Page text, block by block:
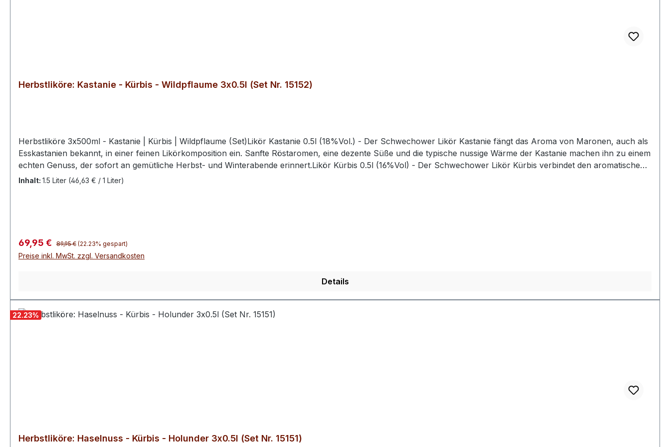
Herbstliköre: Kastanie - Kürbis - Wildpflaume 3x0.5l (Set Nr. 15152)
Herbstliköre 3x500ml - Kastanie | Kürbis | Wildpflaume (Set)Likör Kastanie 0.5l (18%Vol.) - Der Schwechower Likör Kastanie fängt das Aroma von Maronen, auch als
Esskastanien bekannt, in einer feinen Likörkomposition ein. Sanfte Röstaromen, eine dezente Süße und die typische nussige Wärme der Kastanie machen ihn zu einem
echten Genuss, der sofort an gemütliche Herbst- und Winterabende erinnert.Likör Kürbis 0.5l (16%Vol) - Der Schwechower Likör Kürbis verbindet den aromatischen
Hokkaido-Kürbis mit fruchtiger Orange zu einer außergewöhnlichen Likörspezialität. Die natürliche Süße und nussige Note des Kürbisses treffen auf frische
Inhalt: 1.5 Liter (46,63 € / 1 Liter)
Verkaufspreis:
69,95 € Regulärer Preis:
89,95 € (22.23% gespart)
Preise inkl. MwSt. zzgl. Versandkosten
Details
22.23%
Herbstliköre: Haselnuss - Kürbis - Holunder 3x0.5l (Set Nr. 15151)